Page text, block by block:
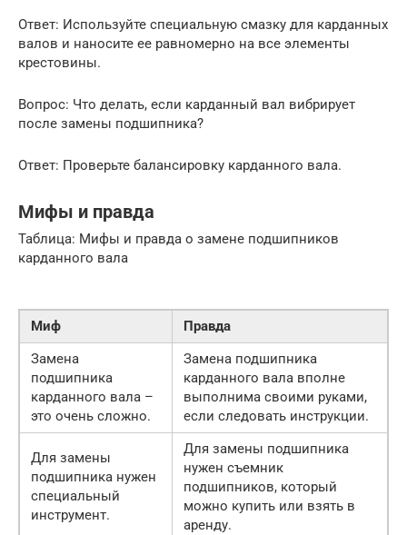
Ответ: Используйте специальную смазку для карданных
валов и наносите ее равномерно на все элементы
крестовины.
Вопрос: Что делать, если карданный вал вибрирует
после замены подшипника?
Ответ: Проверьте балансировку карданного вала.
Мифы и правда
Таблица: Мифы и правда о замене подшипников
карданного вала
Миф
Правда
Замена
подшипника
карданного вала –
это очень сложно.
Замена подшипника
карданного вала вполне
выполнима своими руками,
если следовать инструкции.
Для замены
подшипника нужен
специальный
инструмент.
Для замены подшипника
нужен съемник
подшипников, который
можно купить или взять в
аренду.